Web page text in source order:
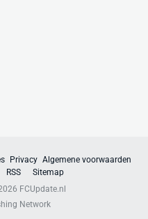
Privacy Algemene voorwaarden
RSS
Sitemap
FCUpdate.nl
Network